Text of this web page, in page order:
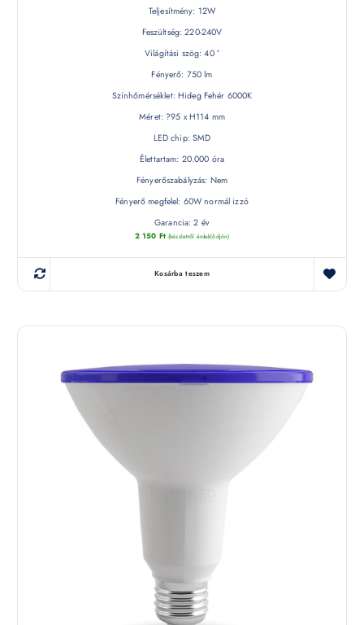
Teljesítmény: 12W
Feszültség: 220-240V
Világítási szög: 40 °
Fényerő: 750 lm
Színhőmérséklet: Hideg Fehér 6000K
Méret: ?95 x H114 mm
LED chip: SMD
Élettartam: 20.000 óra
Fényerőszabályzás: Nem
Fényerő megfelel: 60W normál izzó
Garancia: 2 év
2 150 Ft (készletről érdeklődjön)
Kosárba teszem